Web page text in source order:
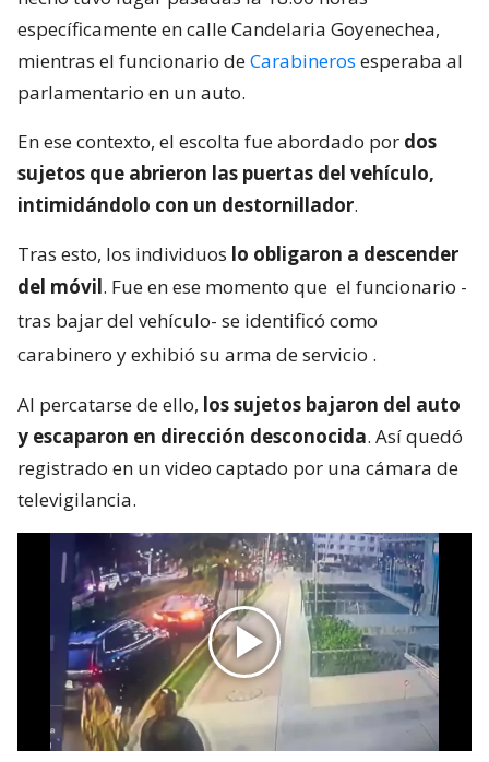
específicamente en calle Candelaria Goyenechea,
mientras el funcionario deCarabineros esperaba al
parlamentario en un auto.
En ese contexto, el escolta fue abordado por dos
sujetos que abrieron las puertas del vehículo,
intimidándolo con un destornillador.
Tras esto, los individuos lo obligaron a descender
del móvil. Fue en ese momento que el funcionario -
tras bajar del vehículo- se identificó como
carabinero y exhibió su arma de servicio .
Al percatarse de ello, los sujetos bajaron del auto
y escaparon en dirección desconocida. Así quedó
registrado en un video captado por una cámara de
televigilancia.